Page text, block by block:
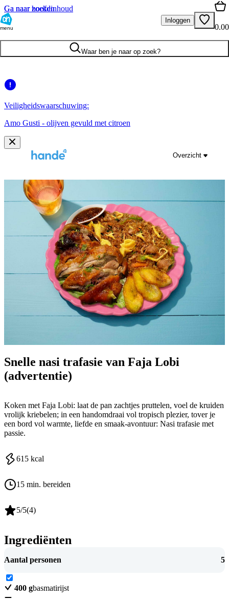
Ga naar hoofdinhoud
Ga naar zoeken
menu
Inloggen
0.00
Waar ben je naar op zoek?
Veiligheidswaarschuwing:
Amo Gusti - olijven gevuld met citroen
Overzicht
Snelle nasi trafasie van Faja Lobi
(advertentie)
Koken met Faja Lobi: laat de pan zachtjes pruttelen, voel de kruiden
vrolijk kriebelen; in een handomdraai vol tropisch plezier, tover je
een bord vol warmte, liefde en smaak-avontuur: Nasi trafasie met
passie.
615 kcal
15 min. bereiden
5/5(4)
Ingrediënten
Aantal personen 5
400 gbasmatirijst